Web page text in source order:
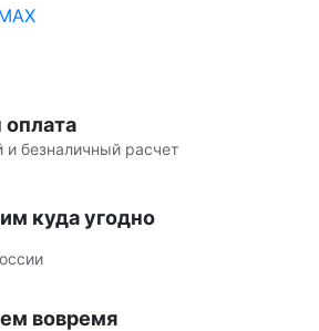
и безналичный расчет
куда угодно
вовремя